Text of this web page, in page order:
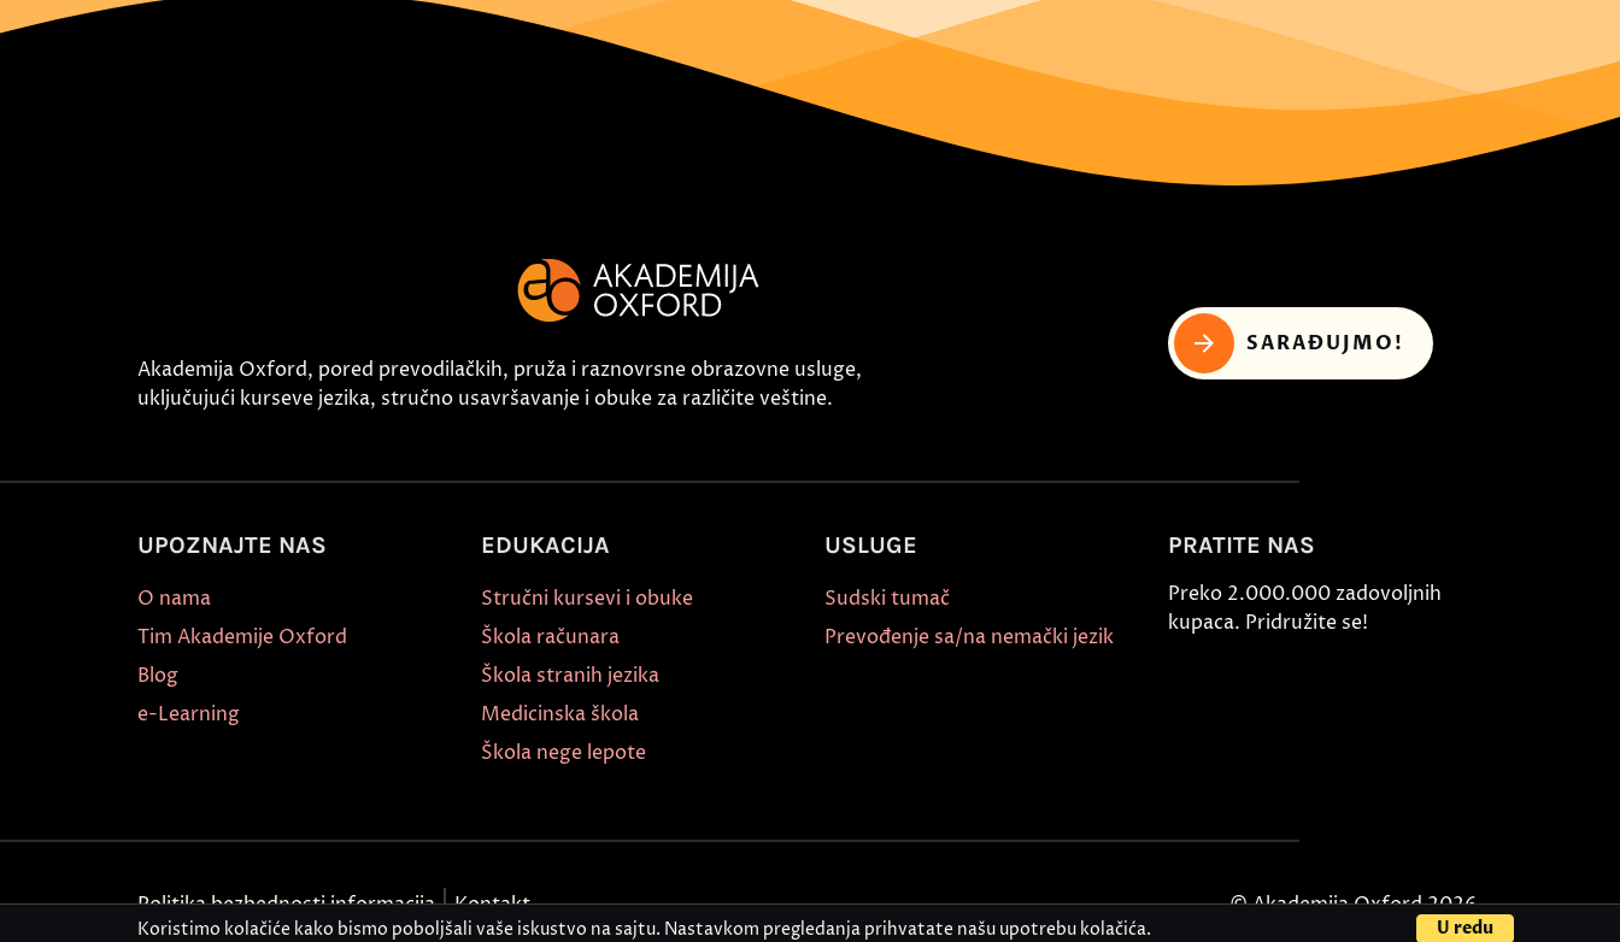
Akademija Oxford, pored prevodilačkih, pruža i raznovrsne obrazovne usluge,
uključujući kurseve jezika, stručno usavršavanje i obuke za različite veštine.
SARAĐUJMO!
UPOZNAJTE NAS
O nama
Tim Akademije Oxford
Blog
e-Learning
EDUKACIJA
Stručni kursevi i obuke
Škola računara
Škola stranih jezika
Medicinska škola
Škola nege lepote
USLUGE
Sudski tumač
Prevođenje sa/na nemački jezik
PRATITE NAS
Preko 2.000.000 zadovoljnih
kupaca. Pridružite se!
Politika bezbednosti informacija Kontakt © Akademija Oxford 2026.
Koristimo kolačiće kako bismo poboljšali vaše iskustvo na sajtu. Nastavkom pregledanja prihvatate našu upotrebu kolačića. U redu